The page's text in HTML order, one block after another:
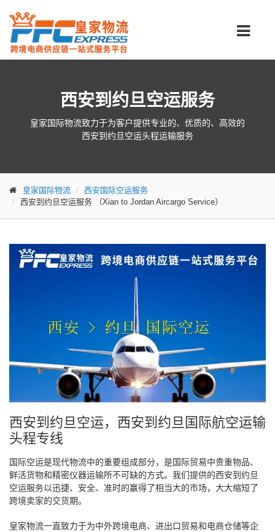
西安到约旦空运服务
皇家国际物流致力于为客户提供专业的、优质的、高效的
西安到约旦空运头程运输服务
皇家国际物流
西安国际空运服务
西安到约旦空运服务 （Xian to Jordan Aircargo Service）
西安到约旦空运，西安到约旦国际航空运输
头程专线
国际空运是现代物流中的重要组成部分，是国际贸易中贵重物品、
鲜活货物和精密仪器运输所不可缺的方式。我们提供的西安到约旦
空运服务以迅捷、安全、准时的赢得了相当大的市场，大大缩短了
跨境卖家的交货期。
皇家物流一直致力于为中外跨境电商、进出口贸易和电商仓储等企